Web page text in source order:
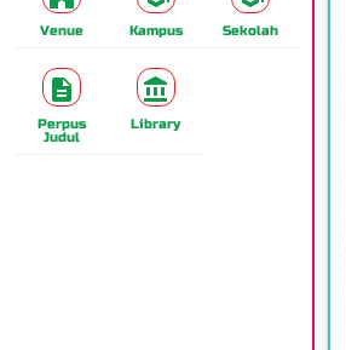
Venue Kampus Sekolah
Perpus
Judul
Library